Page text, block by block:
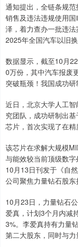
通知提出，全链条规范
销售及违法违规使用国
泽，着力查办一批违法
2025年全国汽车以旧
数据显示，截至10月
0万份，其中汽车报废
突破瓶颈！我国成功
近日，北京大学人工
究团队，成功研制出
芯片，首次实现了在精
该芯片在求解大规模
与能效较当前顶级数
10月13日刊发于《自然
公司聚焦力量钻石股
10月23日，力量钻石
爱真，计划3个月内减
3%。李爱真持有力量
第二大股东，同时与力